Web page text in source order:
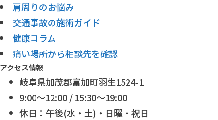
肩周りのお悩み
交通事故の施術ガイド
健康コラム
痛い場所から相談先を確認
アクセス情報
岐阜県加茂郡富加町羽生1524-1
9:00～12:00 / 15:30～19:00
休日：午後(水・土)・日曜・祝日